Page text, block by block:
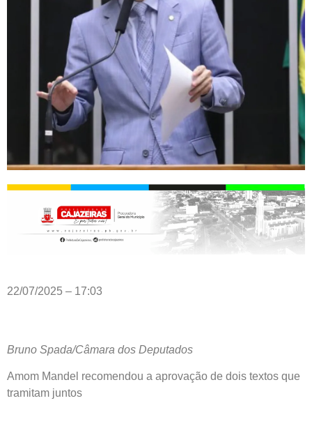
22/07/2025 – 17:03
Bruno Spada/Câmara dos Deputados
Amom Mandel recomendou a aprovação de dois textos que
tramitam juntos